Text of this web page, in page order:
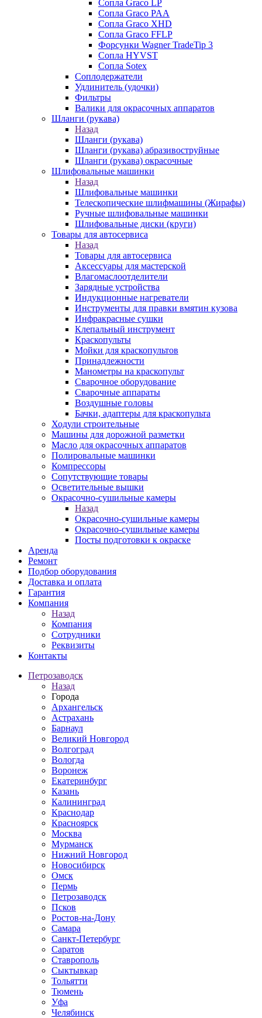
Сопла Graco LP
Сопла Graco PAA
Сопла Graco XHD
Сопла Graco FFLP
Форсунки Wagner TradeTip 3
Сопла HYVST
Сопла Sotex
Соплодержатели
Удлинитель (удочки)
Фильтры
Валики для окрасочных аппаратов
Шланги (рукава)
Назад
Шланги (рукава)
Шланги (рукава) абразивоструйные
Шланги (рукава) окрасочные
Шлифовальные машинки
Назад
Шлифовальные машинки
Телескопические шлифмашины (Жирафы)
Ручные шлифовальные машинки
Шлифовальные диски (круги)
Товары для автосервиса
Назад
Товары для автосервиса
Аксессуары для мастерской
Влагомаслоотделители
Зарядные устройства
Индукционные нагреватели
Инструменты для правки вмятин кузова
Инфракрасные сушки
Клепальный инструмент
Краскопульты
Мойки для краскопультов
Принадлежности
Манометры на краскопульт
Сварочное оборудование
Сварочные аппараты
Воздушные головы
Бачки, адаптеры для краскопульта
Ходули строительные
Машины для дорожной разметки
Масло для окрасочных аппаратов
Полировальные машинки
Компрессоры
Сопутствующие товары
Осветительные вышки
Окрасочно-сушильные камеры
Назад
Окрасочно-сушильные камеры
Окрасочно-сушильные камеры
Посты подготовки к окраске
Аренда
Ремонт
Подбор оборудования
Доставка и оплата
Гарантия
Компания
Назад
Компания
Сотрудники
Реквизиты
Контакты
Петрозаводск
Назад
Города
Архангельск
Астрахань
Барнаул
Великий Новгород
Волгоград
Вологда
Воронеж
Екатеринбург
Казань
Калининград
Краснодар
Красноярск
Москва
Мурманск
Нижний Новгород
Новосибирск
Омск
Пермь
Петрозаводск
Псков
Ростов-на-Дону
Самара
Санкт-Петербург
Саратов
Ставрополь
Сыктывкар
Тольятти
Тюмень
Уфа
Челябинск